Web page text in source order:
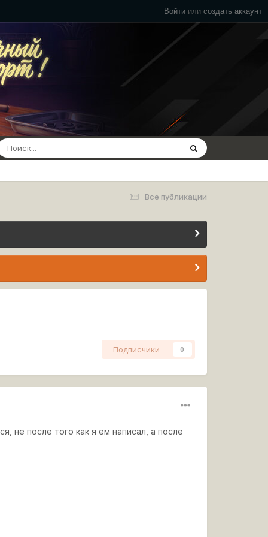
Войти или создать аккаунт
Все публикации
Подписчики 0
не после того как я ем написал, а после